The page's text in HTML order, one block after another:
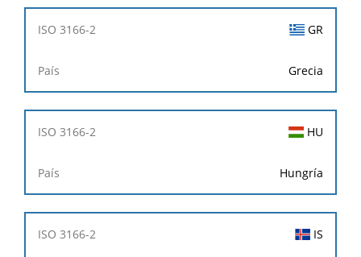
GR
Grecia
HU
Hungría
IS